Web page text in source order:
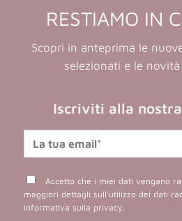
RESTIAMO IN
Scopri in anteprima le
selezionati e le
Iscriviti alla
Accetto che i miei dati vengano
maggiori dettagli sull'utilizzo dei dati
informativa sulla privacy.